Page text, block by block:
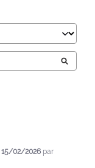
15/02/2026 par